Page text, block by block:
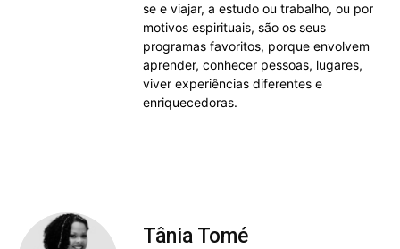
se e viajar, a estudo ou trabalho, ou por
motivos espirituais, são os seus
programas favoritos, porque envolvem
aprender, conhecer pessoas, lugares,
viver experiências diferentes e
enriquecedoras.
Tânia Tomé